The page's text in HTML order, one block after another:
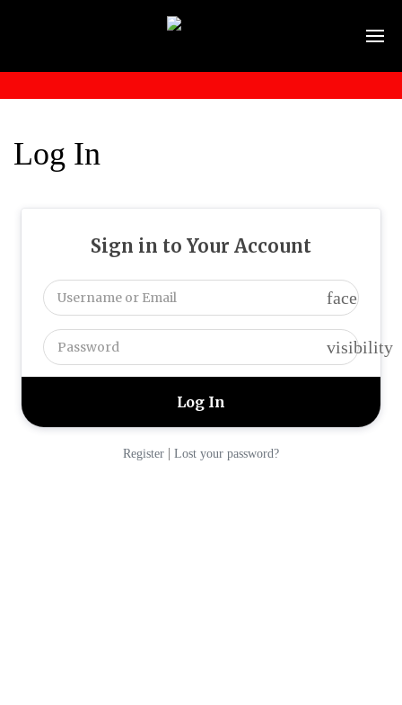
Log In
Sign in to Your Account
face
visibility
Register | Lost your password?